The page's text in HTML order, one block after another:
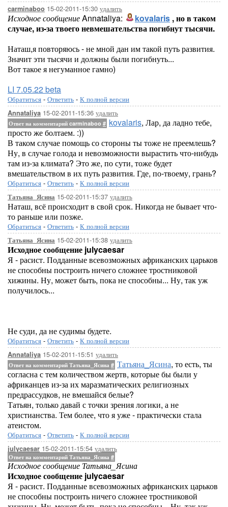
carminaboo 15-02-2011-15:30 удалить
Исходное сообщениеAnnataliya: kovalaris , но в таком
случае, из-за твоего невмешательства погибнут тысячи.
Наташ,я повторяюсь - не мной дан им такой путь развития.
Значит эти тысячи и должны были погибнуть...
Вот такое я негуманное гамно)
LI 7.05.22 beta
Обратиться - Ответить - К полной версии
Annataliya 15-02-2011-15:36 удалить
Ответ на комментарий carminaboo # kovalaris, Лар, да ладно тебе,
просто же болтаем. :))
В таком случае помощь со стороны ты тоже не преемлешь?
Ну, в случае голода и невозможности вырастить что-нибудь
там из-за климата? Это же, по сути, тоже будет
вмешательством в их путь развития. Где, по-твоему, грань?
Обратиться - Ответить - К полной версии
Татьяна_Ясина 15-02-2011-15:37 удалить
Наташ, всё происходит в свой срок. Никогда не бывает что-
то раньше или позже.
Обратиться - Ответить - К полной версии
Татьяна_Ясина 15-02-2011-15:38 удалить
Исходное сообщение julycaesar
Я - расист. Подданные всевозможных африканских царьков
не способны построить ничего сложнее тростниковой
хижины. Ну, может быть, пока не способны... Ну, так уж
получилось...
Не суди, да не судимы будете.
Обратиться - Ответить - К полной версии
Annataliya 15-02-2011-15:51 удалить
Ответ на комментарий Татьяна_Ясина # Татьяна_Ясина, то есть, ты
согласна с тем количеством жертв, которые бы были у
африканцев из-за их маразматических религиозных
предрассудков, не вмешайся белые?
Татьян, только давай с точки зрения логики, а не
христианства. Тем более, что я уже - практически стала
атеистом.
Обратиться - Ответить - К полной версии
julycaesar 15-02-2011-15:54 удалить
Ответ на комментарий Татьяна_Ясина #
Исходное сообщение Татьяна_Ясина
Исходное сообщение julycaesar
Я - расист. Подданные всевозможных африканских царьков
не способны построить ничего сложнее тростниковой